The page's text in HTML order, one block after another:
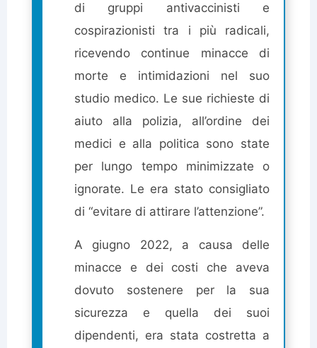
di gruppi antivaccinisti e
cospirazionisti tra i più radicali,
ricevendo continue minacce di
morte e intimidazioni nel suo
studio medico. Le sue richieste di
aiuto alla polizia, all’ordine dei
medici e alla politica sono state
per lungo tempo minimizzate o
ignorate. Le era stato consigliato
di “evitare di attirare l’attenzione”.
A giugno 2022, a causa delle
minacce e dei costi che aveva
dovuto sostenere per la sua
sicurezza e quella dei suoi
dipendenti, era stata costretta a